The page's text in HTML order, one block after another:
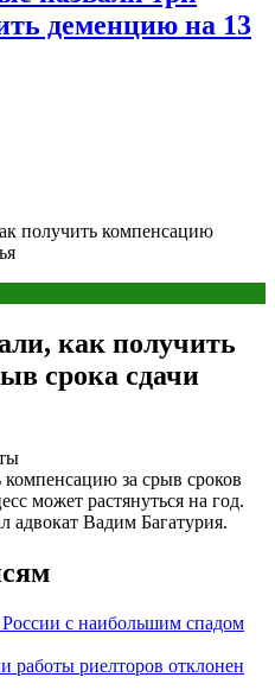
деменцию на 13
получить компенсацию
как получить
срока сдачи
за срыв сроков
может растянуться на год.
адвокат Вадим Багатурия.
с наибольшим спадом
работы риелторов отклонен